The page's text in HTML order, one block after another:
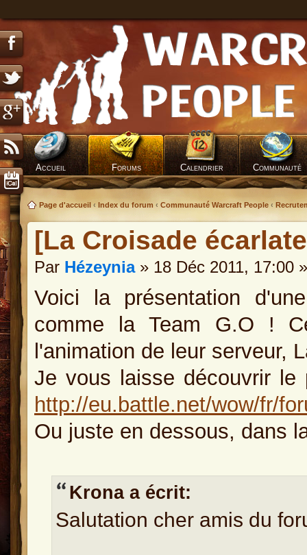
Accueil Forums Calendrier Communauté
Page d'accueil ‹ Index du forum ‹ Communauté Warcraft People ‹
[La Croisade
Par Hézeynia» 18 Déc 2011, 17:00
Voici la présentation
comme la Team G.O !
l'animation de leur serveur,
Je vous laisse découvrir
http://eu.battle.net/wow/fr/
Ou juste en dessous, dans
Krona a écrit:
Salutation cher amis du